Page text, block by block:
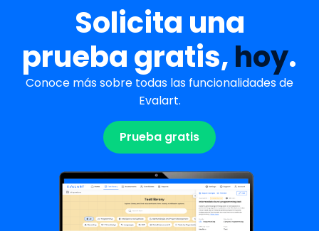
Solicita una
prueba gratis,hoy.
Conoce más sobre todas las funcionalidades de
Evalart.
Prueba gratis